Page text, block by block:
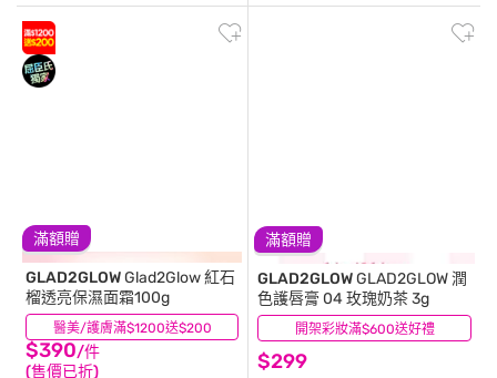
滿額贈
醫美/護膚滿$1200送$200
GLAD2GLOWGlad2Glow 紅石
榴透亮保濕面霜100g
$390/件
(售價已折)
(4)
滿額贈
開架彩妝滿$600送好禮
GLAD2GLOWGLAD2GLOW 潤
色護唇膏 04 玫瑰奶茶 3g
$299
(0)